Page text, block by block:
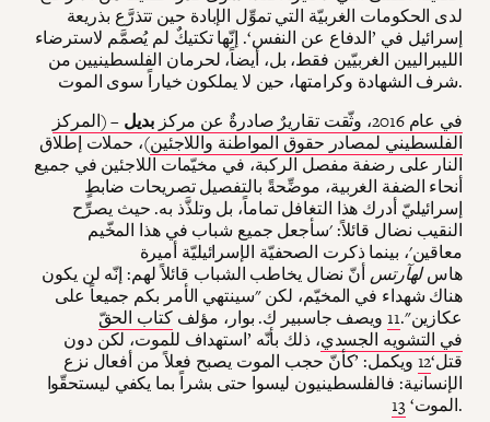
لدى الحكومات الغربيّة التي تموِّل الإبادة حين تتذرَّع بذريعة
إسرائيل في ’الدفاع عن النفس‘. إنّها تكتيكٌ لم يُصمَّم لاسترضاء
الليبراليين الغربيّين فقط، بل، أيضاً، لحرمان الفلسطينيين من
شرف الشهادة وكرامتها، حين لا يملكون خياراً سوى الموت.
في عام 2016، وثّقت تقاريرٌ صادرةٌ عن
مركزبديل – (المركز
الفلسطيني لمصادر حقوق المواطنة واللاجئين)، حملات إطلاق
النار على رضفة مفصل الركبة، في مخيّمات اللاجئين في جميع
أنحاء الضفة الغربية، موضِّحةً بالتفصيل تصريحات ضابطٍ
إسرائيليّ أدرك هذا التغافل تماماً، بل وتلذَّذ به. حيث يصرِّح
النقيب نضال قائلاً: 'سأجعل جميع شباب في هذا المخّيم
معاقين'، بينما ذكرت الصحفيّة الإسرائيليّة أميرة
هاسلهآرتس أنّ نضال يخاطب الشباب قائلاً لهم: إنّه لن يكون
هناك شهداء في المخيّم، لكن "سينتهي الأمر بكم جميعاً على
عكازين".11 ويصف جاسبير ك. بوار، مؤلفكتاب الحقّ
في التشويه الجسدي، ذلك بأنّه ’استهداف للموت، لكن دون
قتل‘12 ويكمل: ’كأنّ حجب الموت يصبح فعلاً من أفعال نزع
الإنسانية: فالفلسطينيون ليسوا حتى بشراً بما يكفي ليستحقّوا
الموت‘13
.